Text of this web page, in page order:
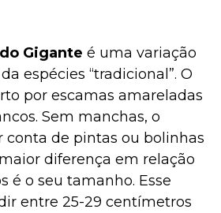
Gigante é uma variação
espécies “tradicional”. O
por escamas amareladas
Sem manchas, o
conta de pintas ou bolinhas
diferença em relação
é o seu tamanho. Esse
entre 25-29 centímetros